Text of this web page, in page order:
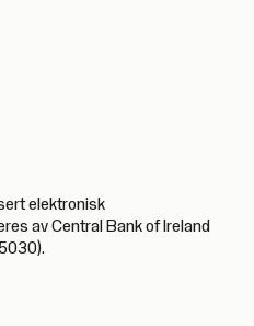
elektronisk
av Central Bank of Ireland